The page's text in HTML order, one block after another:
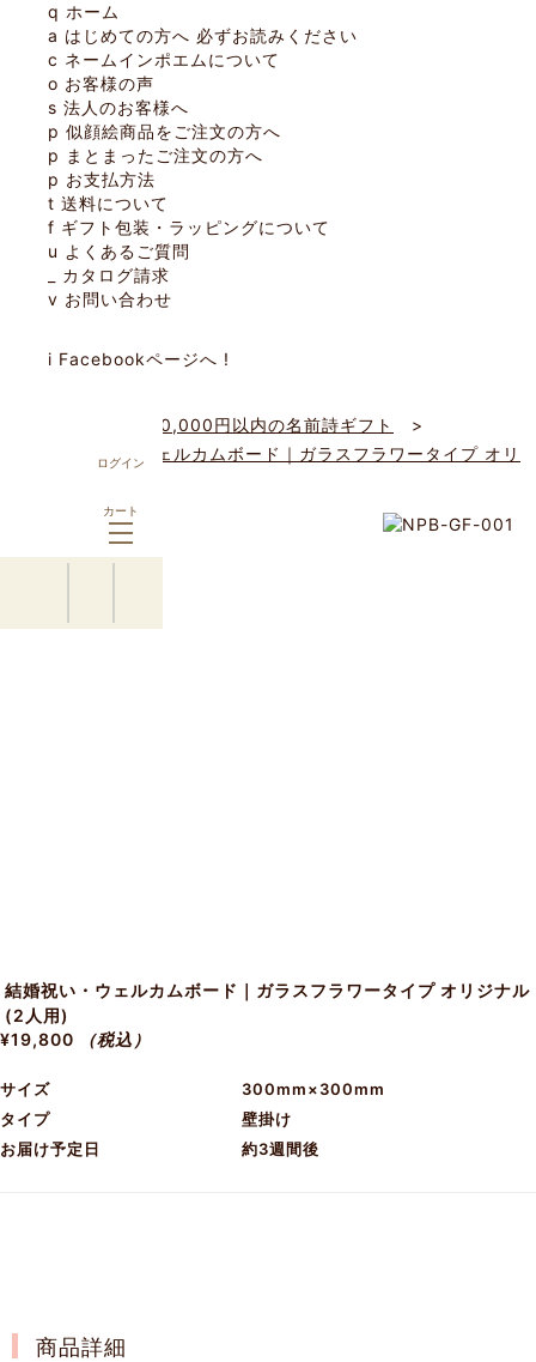
q ホーム
a はじめての方へ 必ずお読みください
c ネームインポエムについて
o お客様の声
s 法人のお客様へ
p 似顔絵商品をご注文の方へ
p まとまったご注文の方へ
p お支払方法
t 送料について
f ギフト包装・ラッピングについて
u よくあるご質問
カタログ請求
v お問い合わせ
i Facebookページへ !
ログイン
カート
20,000円以内の名前詩ギフト
結婚祝い・ウェルカムボード｜ガラスフラワータイプ オリ
結婚祝い・ウェルカムボード｜ガラスフラワータイプ オリジナル
(2人用)
¥19,800
（税込）
サイズ
300mm×300mm
タイプ
壁掛け
お届け予定日
約3週間後
商品詳細